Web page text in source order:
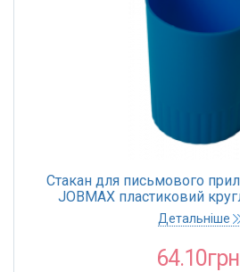
Стакан для письмового
JOBMAX пластиковий
Детальніше